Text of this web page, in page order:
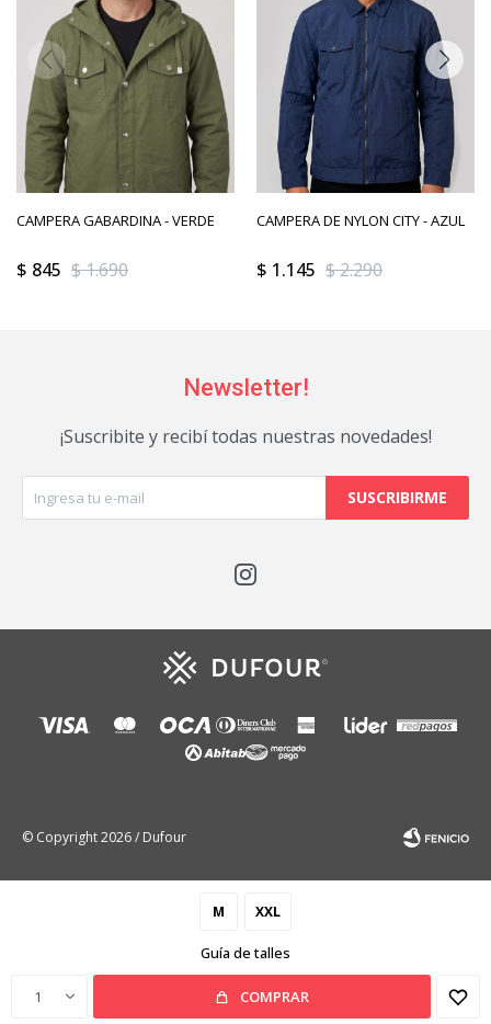
M XXL
Guía de talles
1 COMPRAR
CAMPERA GABARDINA - VERDE
$ 845 $1.690
CAMPERA DE NYLON CITY - AZUL
$ 1.145 $2.290
Newsletter!
¡Suscribite y recibí todas nuestras novedades!
SUSCRIBIRME

© Copyright 2026 / Dufour